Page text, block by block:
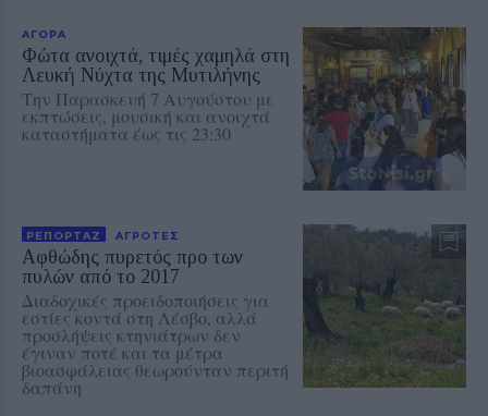
ΑΓΟΡΑ
Φώτα ανοιχτά, τιμές χαμηλά στη
Λευκή Νύχτα της Μυτιλήνης
Την Παρασκευή 7 Αυγούστου με
εκπτώσεις, μουσική και ανοιχτά
καταστήματα έως τις 23:30
ΡΕΠΟΡΤΑΖ ΑΓΡΟΤΕΣ
Αφθώδης πυρετός προ των
πυλών από το 2017
Διαδοχικές προειδοποιήσεις για
εστίες κοντά στη Λέσβο, αλλά
προσλήψεις κτηνιάτρων δεν
έγιναν ποτέ και τα μέτρα
βιοασφάλειας θεωρούνταν περιτή
δαπάνη